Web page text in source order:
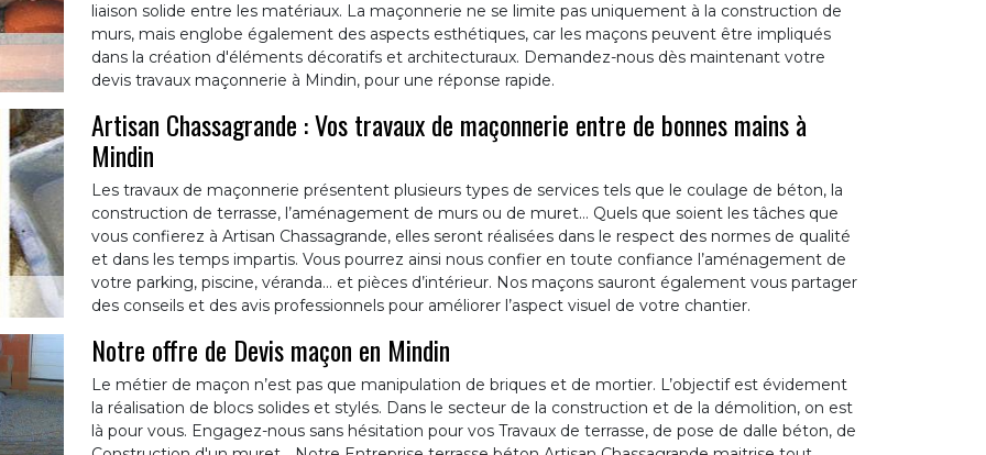
liaison solide entre les matériaux. La maçonnerie ne se limite pas uniquement à la construction de
murs, mais englobe également des aspects esthétiques, car les maçons peuvent être impliqués
dans la création d'éléments décoratifs et architecturaux. Demandez-nous dès maintenant votre
devis travaux maçonnerie à Mindin, pour une réponse rapide.
Artisan Chassagrande : Vos travaux de maçonnerie entre de bonnes mains à
Mindin
Les travaux de maçonnerie présentent plusieurs types de services tels que le coulage de béton, la
construction de terrasse, l’aménagement de murs ou de muret… Quels que soient les tâches que
vous confierez à Artisan Chassagrande, elles seront réalisées dans le respect des normes de qualité
et dans les temps impartis. Vous pourrez ainsi nous confier en toute confiance l’aménagement de
votre parking, piscine, véranda… et pièces d’intérieur. Nos maçons sauront également vous partager
des conseils et des avis professionnels pour améliorer l’aspect visuel de votre chantier.
Notre offre de Devis maçon en Mindin
Le métier de maçon n’est pas que manipulation de briques et de mortier. L’objectif est évidement
la réalisation de blocs solides et stylés. Dans le secteur de la construction et de la démolition, on est
là pour vous. Engagez-nous sans hésitation pour vos Travaux de terrasse, de pose de dalle béton, de